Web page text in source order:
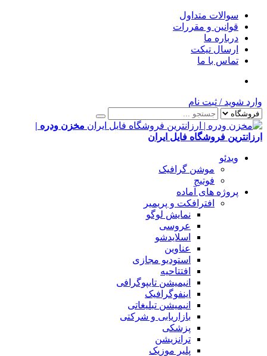
سوالات متداول
قوانین و مقررات
درباره ما
ارسال تیکت
تماس با ما
وارد شوید / ثبت نام
مخزن ودره |
ارزانترین فروشگاه فایل ایران
ویدئو
موشن گرافیک
فوتیج
پروژه های آماده
افترافکت و پریمیر
نمایش لوگو
عروسی
اسلایدشو
عناوین
استودیو مجازی
افتتاحیه
انیمیشن تایپوگرافی
اینفوگرافیک
انیمیشن تبلیغاتی
بازاریابی و شرکتی
پزشکی
ترانزیشن
پلیر موزیک